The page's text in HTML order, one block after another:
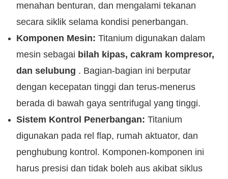
menahan benturan, dan mengalami tekanan
secara siklik selama kondisi penerbangan.
Komponen Mesin: Titanium digunakan dalam
mesin sebagai bilah kipas, cakram kompresor,
dan selubung . Bagian-bagian ini berputar
dengan kecepatan tinggi dan terus-menerus
berada di bawah gaya sentrifugal yang tinggi.
Sistem Kontrol Penerbangan: Titanium
digunakan pada rel flap, rumah aktuator, dan
penghubung kontrol. Komponen-komponen ini
harus presisi dan tidak boleh aus akibat siklus